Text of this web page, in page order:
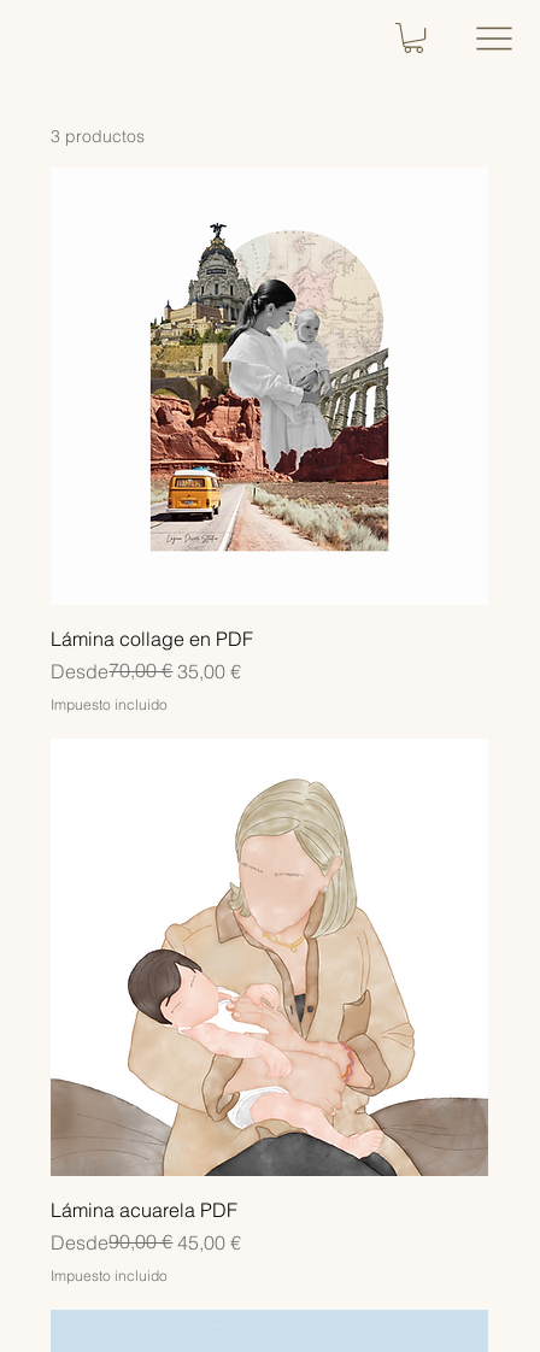
3 productos
Lámina collage en PDF
Desde
Precio70,00 € 35,00 €
Precio de oferta
Impuesto incluido
Lámina acuarela PDF
Desde
Precio90,00 € 45,00 €
Precio de oferta
Impuesto incluido